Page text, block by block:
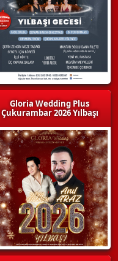
Gloria Wedding Plus
Çukurambar 2026 Yılbaşı